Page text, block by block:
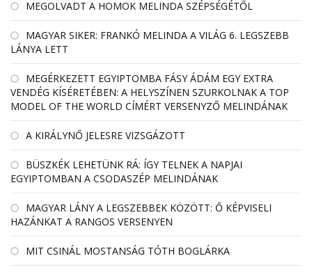
MEGOLVADT A HOMOK MELINDA SZÉPSÉGÉTŐL
MAGYAR SIKER: FRANKÓ MELINDA A VILÁG 6. LEGSZEBB
LÁNYA LETT
MEGÉRKEZETT EGYIPTOMBA FÁSY ÁDÁM EGY EXTRA
VENDÉG KÍSÉRETÉBEN: A HELYSZÍNEN SZURKOLNAK A TOP
MODEL OF THE WORLD CÍMÉRT VERSENYZŐ MELINDÁNAK
A KIRÁLYNŐ JELESRE VIZSGÁZOTT
BÜSZKÉK LEHETÜNK RÁ: ÍGY TELNEK A NAPJAI
EGYIPTOMBAN A CSODASZÉP MELINDÁNAK
MAGYAR LÁNY A LEGSZEBBEK KÖZÖTT: Ő KÉPVISELI
HAZÁNKAT A RANGOS VERSENYEN
MIT CSINÁL MOSTANSÁG TÓTH BOGLÁRKA